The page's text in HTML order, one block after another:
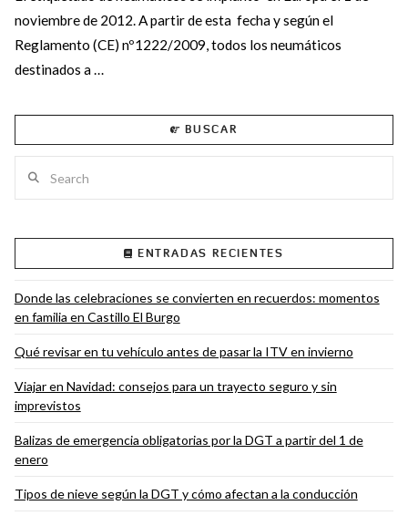
noviembre de 2012. A partir de esta fecha y según el
Reglamento (CE) nº1222/2009, todos los neumáticos
destinados a …
BUSCAR
ENTRADAS RECIENTES
Donde las celebraciones se convierten en recuerdos: momentos
en familia en Castillo El Burgo
Qué revisar en tu vehículo antes de pasar la ITV en invierno
Viajar en Navidad: consejos para un trayecto seguro y sin
imprevistos
Balizas de emergencia obligatorias por la DGT a partir del 1 de
enero
Tipos de nieve según la DGT y cómo afectan a la conducción